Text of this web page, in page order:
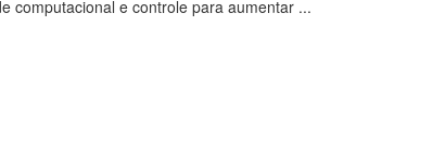
computacional e controle para aumentar ...